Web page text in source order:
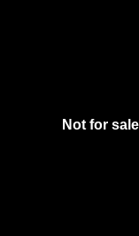
Not for sale